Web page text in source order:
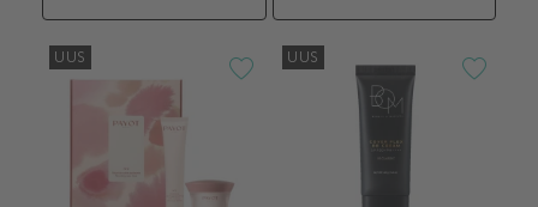
UUS UUS